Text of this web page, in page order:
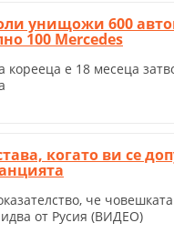
унищожи 600
100 Mercedes
корееца е 18 месеца
когато ви се
че човешката
от Русия (ВИДЕО)